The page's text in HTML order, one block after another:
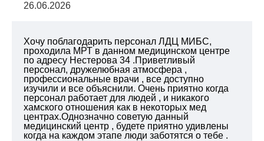
26.06.2026
Хочу поблагодарить персонал ЛДЦ МИБС,
проходила МРТ в данном медицинском центре
по адресу Нестерова 34 .Приветливый
персонал, дружелюбная атмосфера ,
профессиональные врачи , все доступно
изучили и все объяснили. Очень приятно когда
персонал работает для людей , и никакого
хамского отношения как в некоторых мед
центрах.Однозначно советую данный
медицинский центр , будете приятно удивлены
когда на каждом этапе люди заботятся о тебе .